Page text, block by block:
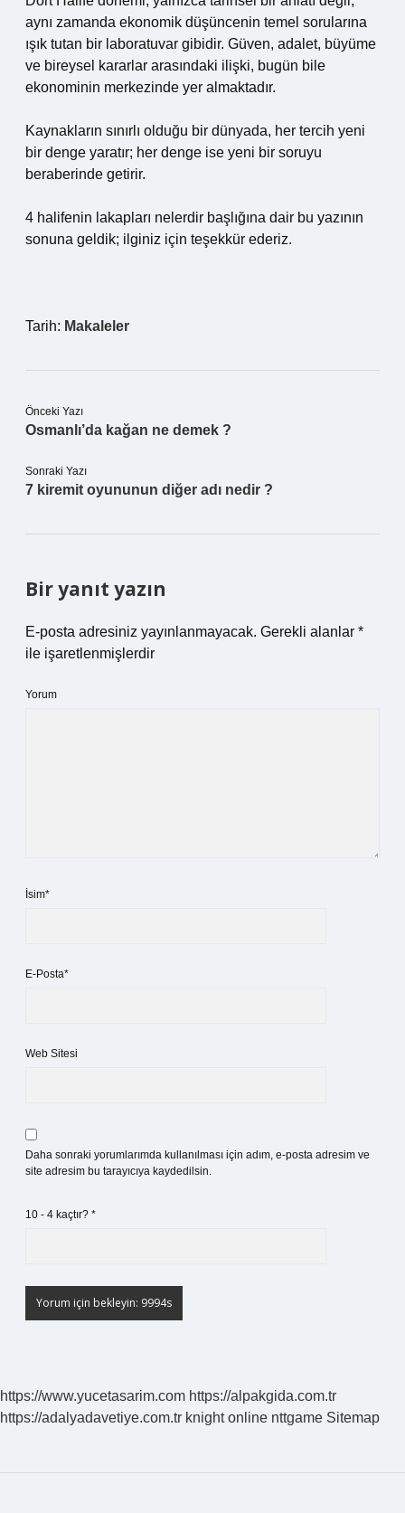
aynı zamanda ekonomik düşüncenin temel sorularına
ışık tutan bir laboratuvar gibidir. Güven, adalet, büyüme
ve bireysel kararlar arasındaki ilişki, bugün bile
ekonominin merkezinde yer almaktadır.
Kaynakların sınırlı olduğu bir dünyada, her tercih yeni
bir denge yaratır; her denge ise yeni bir soruyu
beraberinde getirir.
4 halifenin lakapları nelerdir başlığına dair bu yazının
sonuna geldik; ilginiz için teşekkür ederiz.
Tarih: Makaleler
Önceki Yazı
Osmanlı’da kağan ne demek ?
Sonraki Yazı
7 kiremit oyununun diğer adı nedir ?
Bir yanıt yazın
E-posta adresiniz yayınlanmayacak. Gerekli alanlar *
ile işaretlenmişlerdir
Yorum
İsim*
E-Posta*
Web Sitesi
Daha sonraki yorumlarımda kullanılması için adım, e-posta adresim ve
site adresim bu tarayıcıya kaydedilsin.
10 - 4 kaçtır? *
https://www.yucetasarim.com https://alpakgida.com.tr
https://adalyadavetiye.com.tr knight online nttgame Sitemap